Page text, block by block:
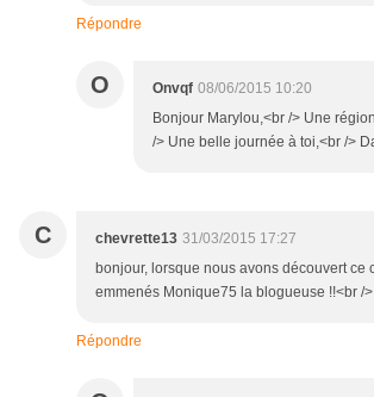
Répondre
O Onvqf 08/06/2015 10:20
Bonjour Marylou,<br /> Une
/> Une belle journée à toi,<br />
C chevrette13 31/03/2015 17:27
bonjour, lorsque nous avons découvert ce
emmenés Monique75 la blogueuse !!<br /
Répondre